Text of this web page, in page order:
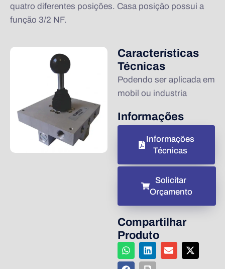
quatro diferentes posições. Casa posição possui a
função 3/2 NF.
Características
Técnicas
Podendo ser aplicada em
mobil ou industria
Informações
Informações
Técnicas
Solicitar
Orçamento
Compartilhar
Produto